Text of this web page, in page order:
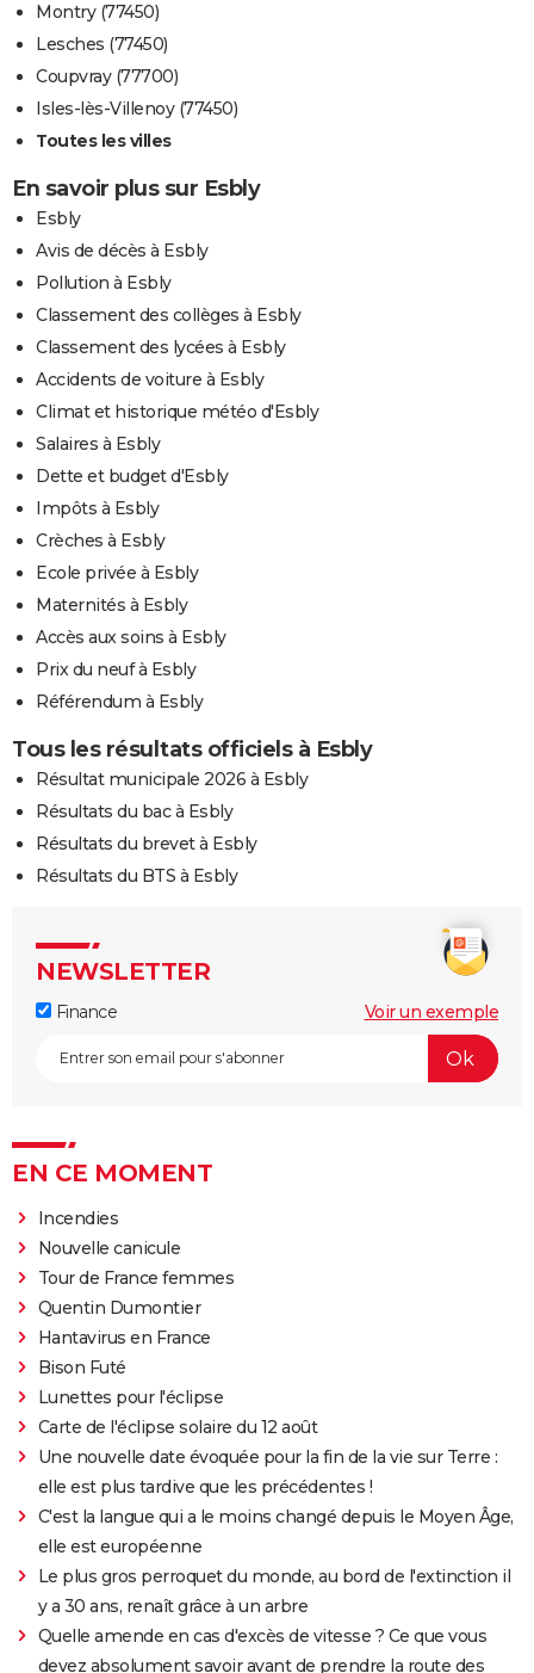
Montry (77450)
Lesches (77450)
Coupvray (77700)
Isles-lès-Villenoy (77450)
Toutes les villes
En savoir plus sur Esbly
Esbly
Avis de décès à Esbly
Pollution à Esbly
Classement des collèges à Esbly
Classement des lycées à Esbly
Accidents de voiture à Esbly
Climat et historique météo d'Esbly
Salaires à Esbly
Dette et budget d'Esbly
Impôts à Esbly
Crèches à Esbly
Ecole privée à Esbly
Maternités à Esbly
Accès aux soins à Esbly
Prix du neuf à Esbly
Référendum à Esbly
Tous les résultats officiels à Esbly
Résultat municipale 2026 à Esbly
Résultats du bac à Esbly
Résultats du brevet à Esbly
Résultats du BTS à Esbly
NEWSLETTER
Finance Voir un exemple
EN CE MOMENT
Incendies
Nouvelle canicule
Tour de France femmes
Quentin Dumontier
Hantavirus en France
Bison Futé
Lunettes pour l'éclipse
Carte de l'éclipse solaire du 12 août
Une nouvelle date évoquée pour la fin de la vie sur Terre :
elle est plus tardive que les précédentes !
C'est la langue qui a le moins changé depuis le Moyen Âge,
elle est européenne
Le plus gros perroquet du monde, au bord de l'extinction il
y a 30 ans, renaît grâce à un arbre
Quelle amende en cas d'excès de vitesse ? Ce que vous
devez absolument savoir avant de prendre la route des